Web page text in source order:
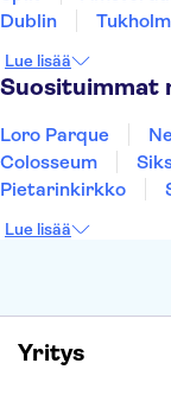
Dublin
Tallinna
Lue lisää
Suosituimmat
Loro Parque
Colosseum
Pietarinkirkko
Keukenhof
Lue lisää
Yritys